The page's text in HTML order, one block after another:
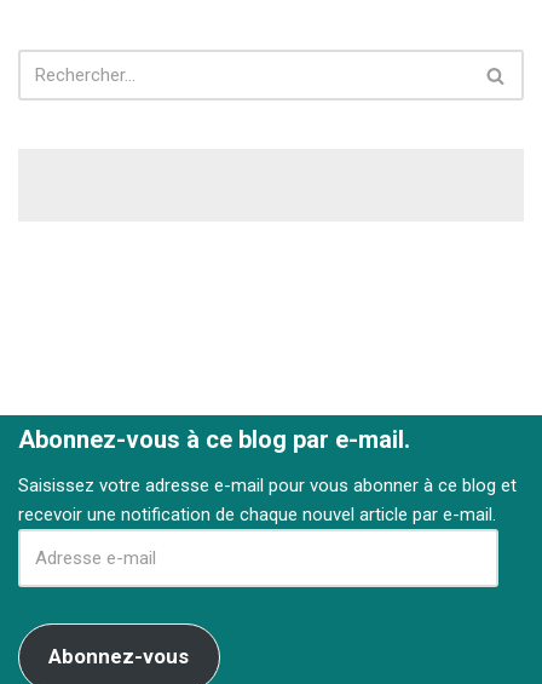
Abonnez-vous à ce blog par e-mail.
Saisissez votre adresse e-mail pour vous abonner à ce blog et
recevoir une notification de chaque nouvel article par e-mail.
Abonnez-vous